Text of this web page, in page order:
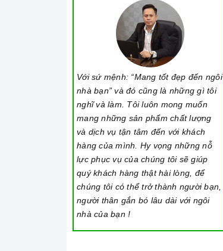
Với sứ mệnh: “Mang tốt đẹp đến ngôi
nhà bạn” và đó cũng là những gì tôi
nghĩ và làm. Tôi luôn mong muốn
mang những sản phẩm chất lượng
và dịch vụ tận tâm đến với khách
hàng của mình. Hy vọng những nỗ
lực phục vụ của chúng tôi sẽ giúp
quý khách hàng thật hài lòng, để
chúng tôi có thể trở thành người bạn,
người thân gắn bó lâu dài với ngôi
nhà của bạn !